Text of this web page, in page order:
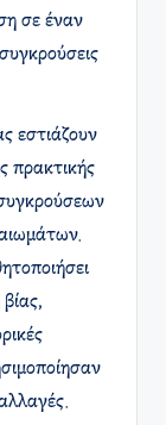
σε έναν
εστιάζουν
πρακτικής